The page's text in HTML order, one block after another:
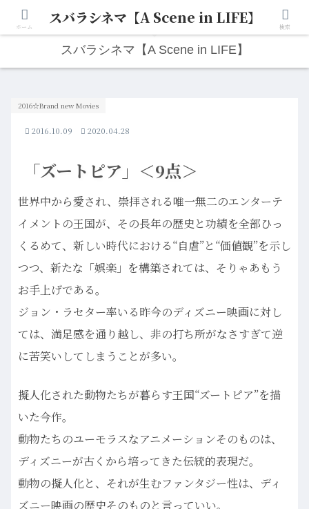
人生は“ひとりごと”から始まる。映画と写真と日々のこと。
スバラシネマ【A Scene in LIFE】
「ズートピア」＜9点＞
2016☆Brand new Movies
2016.10.09 2020.04.28
世界中から愛され、崇拝される唯一無二のエンターテ
イメントの王国が、その長年の歴史と功績を全部ひっ
くるめて、新しい時代における“自虐”と“価値観”を示し
つつ、新たな「娯楽」を構築されては、そりゃあもう
お手上げである。
ジョン・ラセター率いる昨今のディズニー映画に対し
ては、満足感を通り越し、非の打ち所がなさすぎて逆
に苦笑いしてしまうことが多い。
擬人化された動物たちが暮らす王国“ズートピア”を描
いた今作。
動物たちのユーモラスなアニメーションそのものは、
ディズニーが古くから培ってきた伝統的表現だ。
動物の擬人化と、それが生むファンタジー性は、ディ
ズニー映画の歴史そのものと言っていい。
ホーム スバラシネマ【A Scene in LIFE】 検索